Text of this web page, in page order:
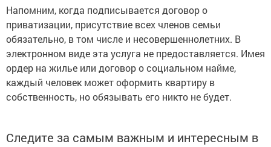
Напомним, когда подписывается договор о
приватизации, присутствие всех членов семьи
обязательно, в том числе и несовершеннолетних. В
электронном виде эта услуга не предоставляется. Имея
ордер на жилье или договор о социальном найме,
каждый человек может оформить квартиру в
собственность, но обязывать его никто не будет.
Следите за самым важным и интересным в